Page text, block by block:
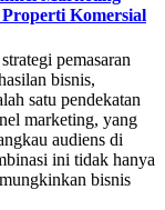
Komersial
pemasaran
bisnis,
satu pendekatan
marketing, yang
audiens di
ini tidak hanya
bisnis